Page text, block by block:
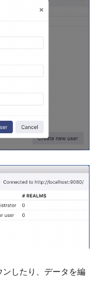
したり、データを編